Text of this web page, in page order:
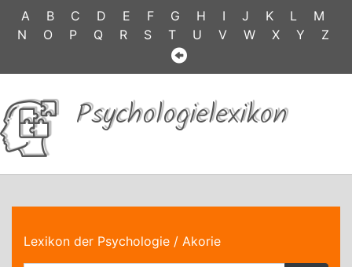
A B C D E F G H I J K L
M
N
O P Q R S T U V W X Y Z
Psychologielexikon
Lexikon der Psychologie / Akorie